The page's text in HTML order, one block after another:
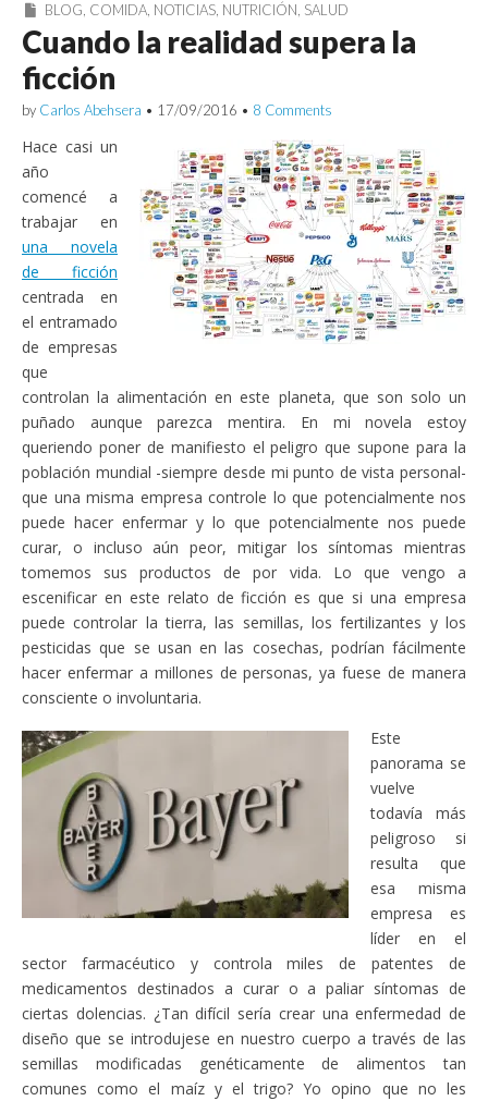
BLOG COMIDA NOTICIAS NUTRICIÓN SALUD
Cuando la realidad supera la
ficción
by Carlos Abehsera • 17/09/2016 • 8 Comments
Hace casi un
año
comencé a
trabajar en
una novela
de ficción
centrada en
el entramado
de empresas
que
controlan la alimentación en este planeta, que son solo un
puñado aunque parezca mentira. En mi novela estoy
queriendo poner de manifiesto el peligro que supone para la
población mundial -siempre desde mi punto de vista personal-
que una misma empresa controle lo que potencialmente nos
puede hacer enfermar y lo que potencialmente nos puede
curar, o incluso aún peor, mitigar los síntomas mientras
tomemos sus productos de por vida. Lo que vengo a
escenificar en este relato de ficción es que si una empresa
puede controlar la tierra, las semillas, los fertilizantes y los
pesticidas que se usan en las cosechas, podrían fácilmente
hacer enfermar a millones de personas, ya fuese de manera
consciente o involuntaria.
Este
panorama se
vuelve
todavía más
peligroso si
resulta que
esa misma
empresa es
líder en el
sector farmacéutico y controla miles de patentes de
medicamentos destinados a curar o a paliar síntomas de
ciertas dolencias. ¿Tan difícil sería crear una enfermedad de
diseño que se introdujese en nuestro cuerpo a través de las
semillas modificadas genéticamente de alimentos tan
comunes como el maíz y el trigo? Yo opino que no les